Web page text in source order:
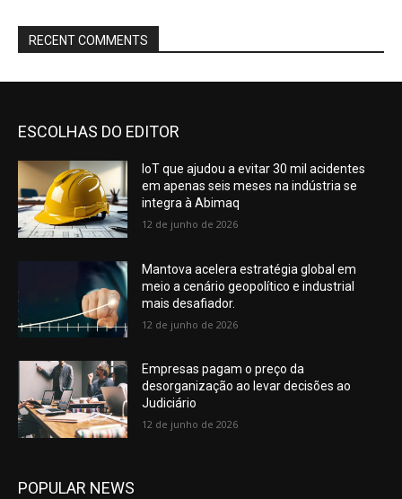
RECENT COMMENTS
ESCOLHAS DO EDITOR
IoT que ajudou a evitar 30 mil acidentes
em apenas seis meses na indústria se
integra à Abimaq
12 de junho de 2026
Mantova acelera estratégia global em
meio a cenário geopolítico e industrial
mais desafiador.
12 de junho de 2026
Empresas pagam o preço da
desorganização ao levar decisões ao
Judiciário
12 de junho de 2026
POPULAR NEWS